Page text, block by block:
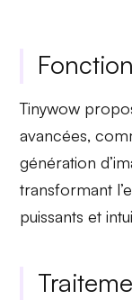
Tinywow
avancées,
génération
transformant
puissants et